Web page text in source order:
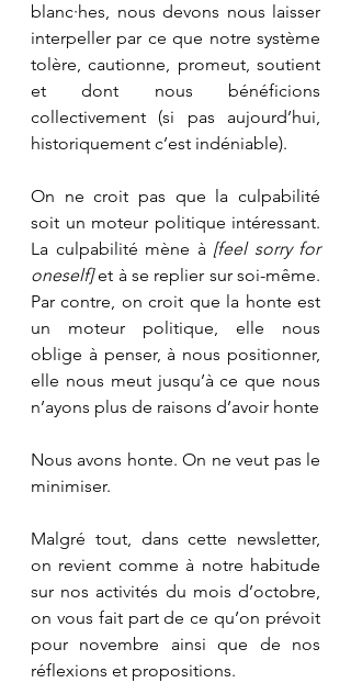
blanc·hes, nous devons nous laisser
interpeller par ce que notre système
tolère, cautionne, promeut, soutient
et dont nous bénéficions
collectivement (si pas aujourd’hui,
historiquement c’est indéniable).
On ne croit pas que la culpabilité
soit un moteur politique intéressant.
La culpabilité mène à [feel sorry for
oneself] et à se replier sur soi-même.
Par contre, on croit que la honte est
un moteur politique, elle nous
oblige à penser, à nous positionner,
elle nous meut jusqu’à ce que nous
n’ayons plus de raisons d’avoir honte
Nous avons honte. On ne veut pas le
minimiser.
Malgré tout, dans cette newsletter,
on revient comme à notre habitude
sur nos activités du mois d’octobre,
on vous fait part de ce qu’on prévoit
pour novembre ainsi que de nos
réflexions et propositions.